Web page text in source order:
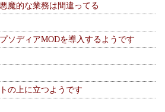
魔的な業務は間違ってる
ソディアMODを導入するようです
の上に立つようです